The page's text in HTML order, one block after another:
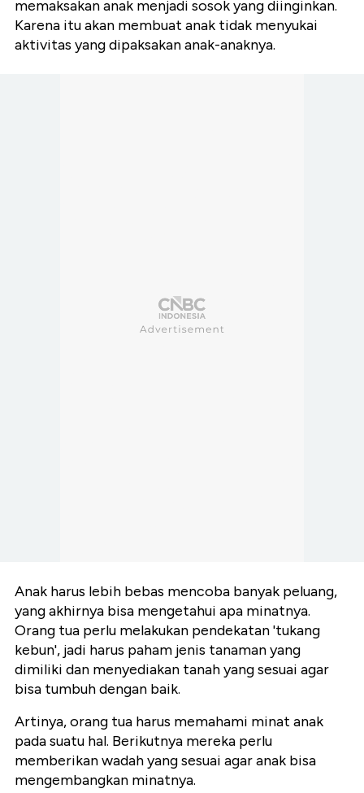
memaksakan anak menjadi sosok yang diinginkan.
Karena itu akan membuat anak tidak menyukai
aktivitas yang dipaksakan anak-anaknya.
Anak harus lebih bebas mencoba banyak peluang,
yang akhirnya bisa mengetahui apa minatnya.
Orang tua perlu melakukan pendekatan 'tukang
kebun', jadi harus paham jenis tanaman yang
dimiliki dan menyediakan tanah yang sesuai agar
bisa tumbuh dengan baik.
Artinya, orang tua harus memahami minat anak
pada suatu hal. Berikutnya mereka perlu
memberikan wadah yang sesuai agar anak bisa
mengembangkan minatnya.